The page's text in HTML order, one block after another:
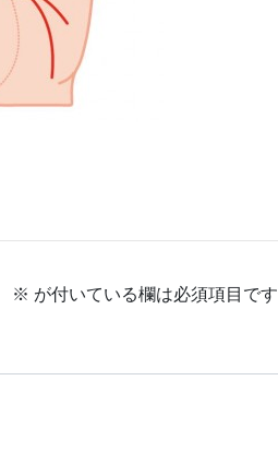
※ が付いている欄は必須項目です